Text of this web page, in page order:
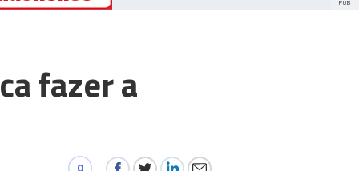
PUB
fazer a
0